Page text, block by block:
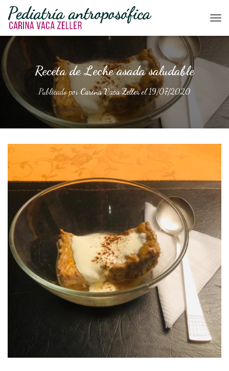
Receta de Leche asada saludable
Publicado por Carina Vaca Zellerel19/07/2020